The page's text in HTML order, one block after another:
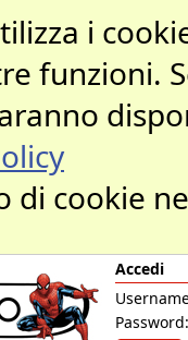
i
funzioni.
di cookie
Accedi
Password: